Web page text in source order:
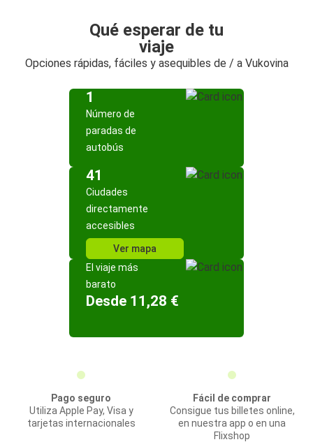
Qué esperar de tu
viaje
Opciones rápidas, fáciles y asequibles de / a Vukovina
1
Número de
paradas de
autobús
41
Ciudades
directamente
accesibles
Ver mapa
El viaje más
barato
Desde 11,28 €
Pago seguro
Utiliza Apple Pay, Visa y
tarjetas internacionales
Fácil de comprar
Consigue tus billetes online,
en nuestra app o en una
Flixshop